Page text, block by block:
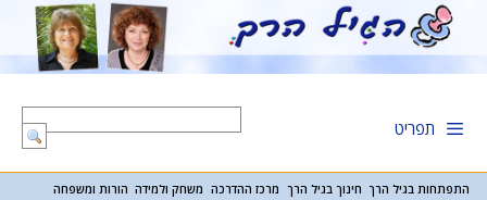
לתוכן
תפריט
התפתחות בגיל הרך חינוך בגיל הרך מרכז ההדרכה משחק ולמידה הורות ומשפחה